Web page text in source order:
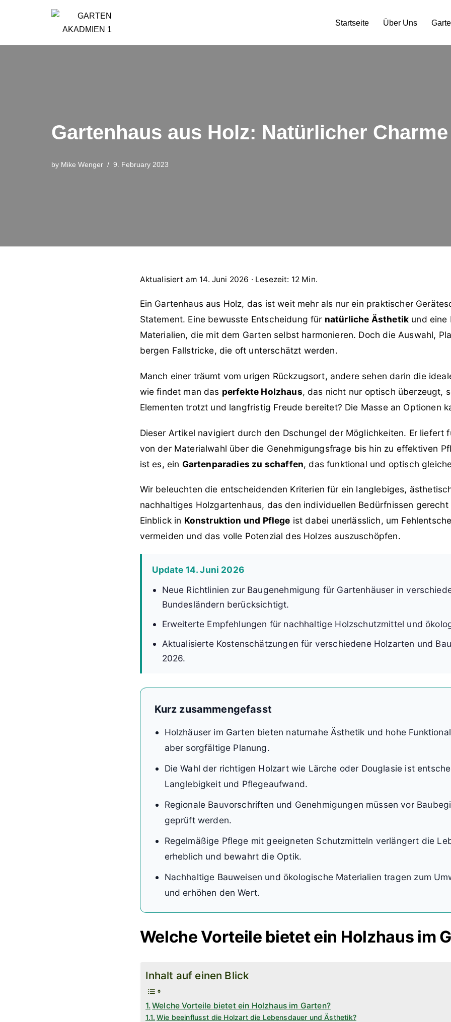
Startseite Über Uns
Gartenhaus aus Holz: Natürlicher
by Mike Wenger 9. February 2023
Aktualisiert am 14. Juni 2026 · Lesezeit: 12 Min.
Ein Gartenhaus aus Holz, das ist weit mehr als nur ein praktischer
Statement. Eine bewusste Entscheidung für natürliche Ästhetik und eine
Materialien, die mit dem Garten selbst harmonieren. Doch die Auswahl,
bergen Fallstricke, die oft unterschätzt werden.
Manch einer träumt vom urigen Rückzugsort, andere sehen darin die
wie findet man das perfekte Holzhaus, das nicht nur optisch überzeugt,
Elementen trotzt und langfristig Freude bereitet? Die Masse an Optionen
Dieser Artikel navigiert durch den Dschungel der Möglichkeiten. Er liefert
von der Materialwahl über die Genehmigungsfrage bis hin zu effektiven
ist es, ein Gartenparadies zu schaffen, das funktional und optisch
Wir beleuchten die entscheidenden Kriterien für ein langlebiges,
nachhaltiges Holzgartenhaus, das den individuellen Bedürfnissen
Einblick in Konstruktion und Pflege ist dabei unerlässlich, um
vermeiden und das volle Potenzial des Holzes auszuschöpfen.
Update 14. Juni 2026
Neue Richtlinien zur Baugenehmigung für Gartenhäuser in
Bundesländern berücksichtigt.
Erweiterte Empfehlungen für nachhaltige Holzschutzmittel und
Aktualisierte Kostenschätzungen für verschiedene Holzarten und
2026.
Kurz zusammengefasst
Holzhäuser im Garten bieten naturnahe Ästhetik und hohe
aber sorgfältige Planung.
Die Wahl der richtigen Holzart wie Lärche oder Douglasie ist
Langlebigkeit und Pflegeaufwand.
Regionale Bauvorschriften und Genehmigungen müssen vor
geprüft werden.
Regelmäßige Pflege mit geeigneten Schutzmitteln verlängert die
erheblich und bewahrt die Optik.
Nachhaltige Bauweisen und ökologische Materialien tragen zum
und erhöhen den Wert.
Welche Vorteile bietet ein Holzhaus im
Inhalt auf einen Blick
Welche Vorteile bietet ein Holzhaus im Garten?
Wie beeinflusst die Holzart die Lebensdauer und Ästhetik?